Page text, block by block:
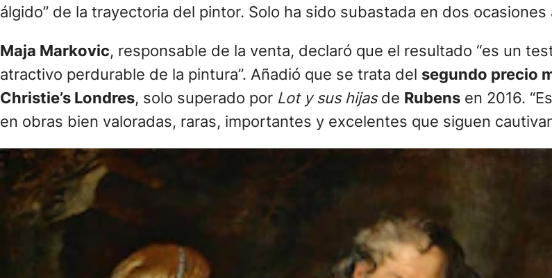
álgido” de la trayectoria del pintor. Solo ha sido subastada en dos ocasiones
Maja Markovic, responsable de la venta, declaró que el resultado “es un
atractivo perdurable de la pintura”. Añadió que se trata del segundo precio
Christie’s Londres, solo superado por Lot y sus hijasde Rubens en 2016.
en obras bien valoradas, raras, importantes y excelentes que siguen